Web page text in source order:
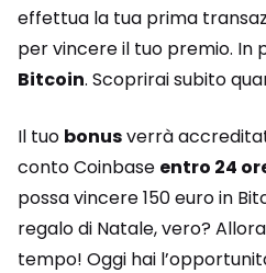
effettua la tua prima
per vincere il tuo premio. In
Bitcoin. Scoprirai subito
Il tuo bonusverrà
conto Coinbase entro 24
possa vincere 150 euro in
regalo di Natale, vero?
tempo! Oggi hai